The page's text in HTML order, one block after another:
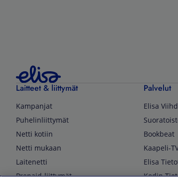
Laitteet & liittymät
Kampanjat
Puhelinliittymät
Netti kotiin
Netti mukaan
Laitenetti
Palvelut
Elisa
Bookbeat
Kaapeli-
Elisa